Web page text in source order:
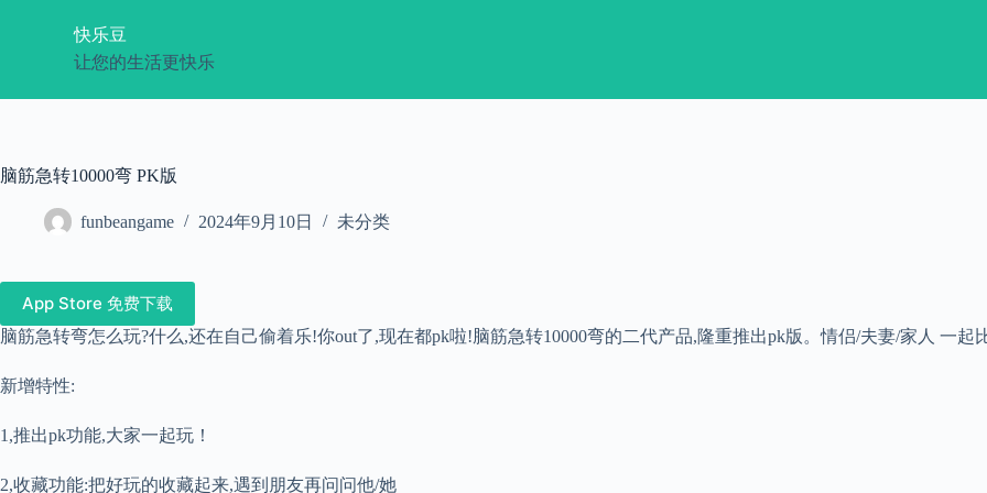
快乐豆
让您的生活更快乐
脑筋急转10000弯 PK版
funbeangame 2024年9月10日 未分类
App Store 免费下载
脑筋急转弯怎么玩?什么,还在自己偷着乐!你out了,现在都pk啦!脑筋急转10000弯的二代产品,隆重推出pk版。情侣/夫妻/家人 一起
新增特性:
1,推出pk功能,大家一起玩！
2,收藏功能:把好玩的收藏起来,遇到朋友再问问他/她